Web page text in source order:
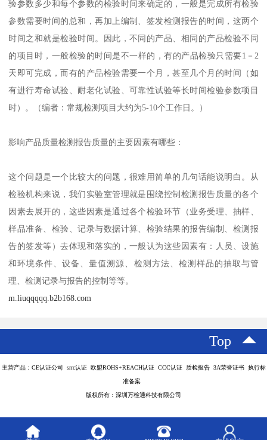
验参数多少和每个参数的检验时间来确定的，一般是完成所有检验
参数需要时间的总和，再加上编制、签发检测报告的时间，这两个
时间之和就是检验时间。因此，不同的产品、相同的产品检验不同
的项目时，一般检验的时间是不一样的，有的产品检验只需要1－2
天即可完成，而有的产品检验需要一个月，甚至几个月的时间（如
有进行寿命试验、耐老化试验、可靠性试验等长时间检验参数项目
时）。（编者：常规检测项目大约为5-10个工作日。）
影响产品质量检测报告质量的主要因素有哪些：
这个问题是一个比较大的问题，很难用简单的几句话能说明白。从
检验机构来说，我们实验室管理就是围绕控制检测报告质量的各个
因素去展开的，这些因素是通过各个检验环节（业务受理、抽样、
样品准备、检验、记录与数据计算、检验结果的报告编制、检测报
告的签发等）去体现和落实的，一般认为这些因素有：人员、设施
和环境条件、设备、量值溯源、检测方法、检测样品的抽取与管
理、检测记录与报告的控制等等。
m.liuqqqqq.b2b168.com
Top
主营产品：CE认证公司 srrc认证 欧盟ROHS+REACH认证 CCC认证 质检报告 3A荣誉证书 执行标
准备案
版权所有：深圳万检通科技有限公司